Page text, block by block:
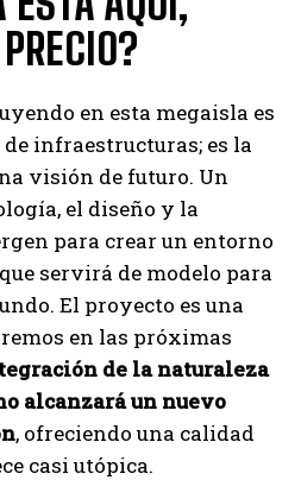
en esta megaisla es
infraestructuras; es la
visión de futuro. Un
el diseño y la
para crear un entorno
servirá de modelo para
El proyecto es una
en las próximas
de la naturaleza
alcanzará un nuevo
, ofreciendo una calidad
casi utópica.